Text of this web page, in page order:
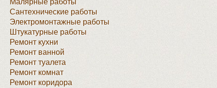
Малярные работы
Сантехнические работы
Электромонтажные работы
Штукатурные работы
Ремонт кухни
Ремонт ванной
Ремонт туалета
Ремонт комнат
Ремонт коридора